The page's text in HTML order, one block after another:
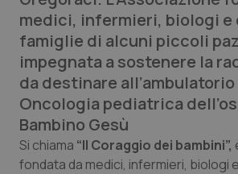
QS Pro
Professionisti Sanitari.AI
Abruzzo
Basilicata
QS Pro Gold
Artrite & artrosi
QS Club Newsletter
medici, infermieri, biologi e
famiglie di alcuni piccoli
impegnata a sostenere la
da destinare
Oncologia pediatrica
Bambino Gesù
Si chiama “Il Coraggio dei bambini”,
fondata da medici, infermieri, biologi